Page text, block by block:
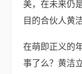
美，在未来仍
目的合伙人黄
在萌即正义的
事了么？黄洁